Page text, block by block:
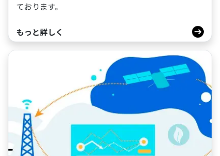
ております。
もっと詳しく